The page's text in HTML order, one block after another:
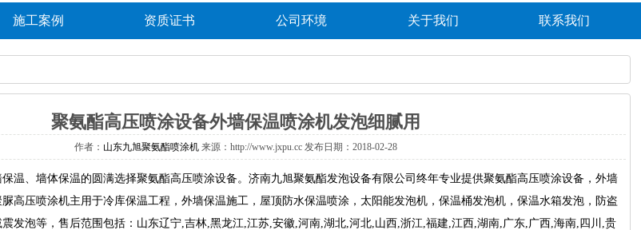
施工案例 资质证书 公司环境 关于我们 联系我们
聚氨酯高压喷涂设备外墙保温喷涂机发泡细腻用
作者： 山东九旭聚氨酯喷涂机来源：http://www.jxpu.cc发布日期：2018-02-28
、墙体保温的圆满选择聚氨酯高压喷涂设备。济南九旭聚氨酯发泡设备有限公司终年专业提供聚氨酯高压喷涂设备，外墙
高压喷涂机主用于冷库保温工程，外墙保温施工，屋顶防水保温喷涂，太阳能发泡机，保温桶发泡机，保温水箱发泡，防盗
发泡等，售后范围包括：山东辽宁,吉林,黑龙江,江苏,安徽,河南,湖北,河北,山西,浙江,福建,江西,湖南,广东,广西,海南,四川,贵